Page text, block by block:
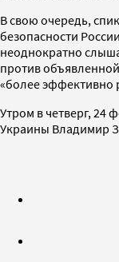
В свою очередь,
безопасности
неоднократно
против
«более эффективно
Утром в четверг, 24
Украины Владимир